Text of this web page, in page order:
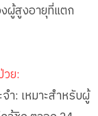
ผู้สูงอายุที่แตก
ย:
ำ: เหมาะสำหรับผู้